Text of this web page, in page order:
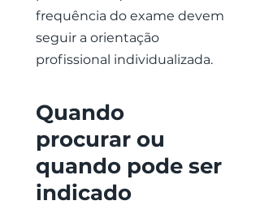
frequência do exame devem
seguir a orientação
profissional individualizada.
Quando
procurar ou
quando pode ser
indicado